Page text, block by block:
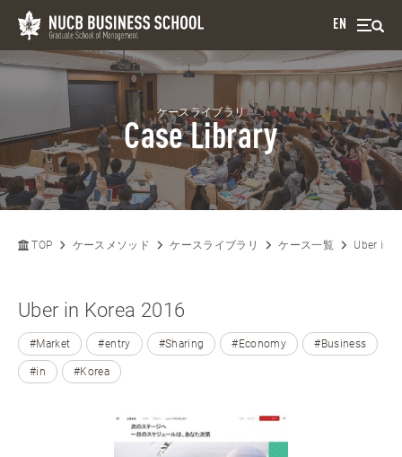
EN
ケースライブラリ
Case Library
TOP ケースメソッド ケースライブラリ ケース一覧 Uber in
Uber in Korea 2016
#Market #entry #Sharing #Economy #Business
#in #Korea